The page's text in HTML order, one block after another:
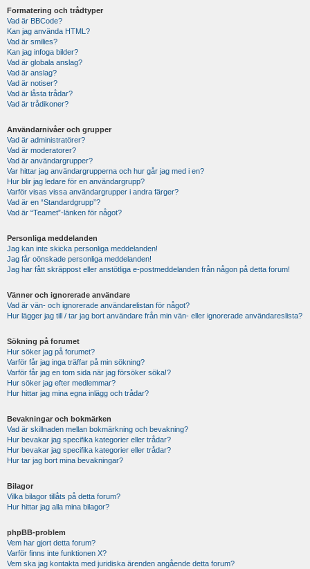
Formatering och trådtyper
Vad är BBCode?
Kan jag använda HTML?
Vad är smilies?
Kan jag infoga bilder?
Vad är globala anslag?
Vad är anslag?
Vad är notiser?
Vad är låsta trådar?
Vad är trådikoner?
Användarnivåer och grupper
Vad är administratörer?
Vad är moderatorer?
Vad är användargrupper?
Var hittar jag användargrupperna och hur går jag med i en?
Hur blir jag ledare för en användargrupp?
Varför visas vissa användargrupper i andra färger?
Vad är en “Standardgrupp”?
Vad är “Teamet”-länken för något?
Personliga meddelanden
Jag kan inte skicka personliga meddelanden!
Jag får oönskade personliga meddelanden!
Jag har fått skräppost eller anstötliga e-postmeddelanden från någon på detta forum!
Vänner och ignorerade användare
Vad är vän- och ignorerade användarelistan för något?
Hur lägger jag till / tar jag bort användare från min vän- eller ignorerade användareslista?
Sökning på forumet
Hur söker jag på forumet?
Varför får jag inga träffar på min sökning?
Varför får jag en tom sida när jag försöker söka!?
Hur söker jag efter medlemmar?
Hur hittar jag mina egna inlägg och trådar?
Bevakningar och bokmärken
Vad är skillnaden mellan bokmärkning och bevakning?
Hur bevakar jag specifika kategorier eller trådar?
Hur bevakar jag specifika kategorier eller trådar?
Hur tar jag bort mina bevakningar?
Bilagor
Vilka bilagor tillåts på detta forum?
Hur hittar jag alla mina bilagor?
phpBB-problem
Vem har gjort detta forum?
Varför finns inte funktionen X?
Vem ska jag kontakta med juridiska ärenden angående detta forum?